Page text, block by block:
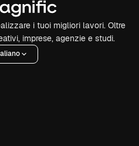
i tuoi migliori lavori. Oltre
imprese, agenzie e studi.